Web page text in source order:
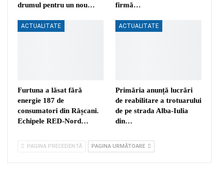
drumul pentru un nou…
firmă…
ACTUALITATE
Furtuna a lăsat fără
energie 187 de
consumatori din Râșcani.
Echipele RED-Nord…
ACTUALITATE
Primăria anunță lucrări
de reabilitare a trotuarului
de pe strada Alba-Iulia
din…
PAGINA PRECEDENTĂ PAGINA URMĂTOARE